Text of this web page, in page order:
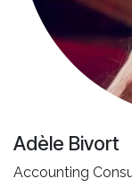
Adèle Bivort
Accounting